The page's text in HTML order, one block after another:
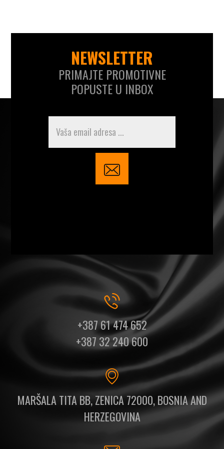
NEWSLETTER
PRIMAJTE PROMOTIVNE
POPUSTE U INBOX
+387 61 474 652
+387 32 240 600
MARŠALA TITA BB, ZENICA 72000, BOSNIA AND
HERZEGOVINA